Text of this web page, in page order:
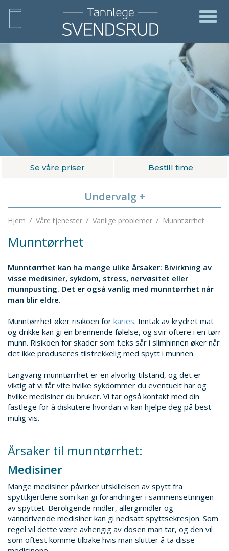
Se våre priser Bestill time
Undervalg +
Hjem / Våre tjenester / Vanlige problemer / Munntørrhet
Munntørrhet
Munntørrhet kan ha mange ulike årsaker: Bivirkning av
visse medisiner, sykdom, stress, nervøsitet eller
munnpusting. Det er også vanlig med munntørrhet når
man blir eldre.
Munntørrhet øker risikoen for karies. Inntak av krydret mat
og drikke kan gi en brennende følelse, og svir oftere i en tørr
munn. Risikoen for skader som f.eks sår i slimhinnen øker når
det ikke produseres tilstrekkelig med spytt i munnen.
Langvarig munntørrhet er en alvorlig tilstand, og det er
viktig at vi får vite hvilke sykdommer du eventuelt har og
hvilke medisiner du bruker. Vi tar også kontakt med din
fastlege for å diskutere hvordan vi kan hjelpe deg på best
mulig vis.
Årsaker til munntørrhet:
Medisiner
Mange medisiner påvirker utskillelsen av spytt fra
spyttkjertlene som kan gi forandringer i sammensetningen
av spyttet. Beroligende midler, allergimidler og
vanndrivende medisiner kan gi nedsatt spyttsekresjon. Som
regel vil dette være avhengig av dosen man tar, og den vil
som oftest komme tilbake hvis man slutter å ta disse